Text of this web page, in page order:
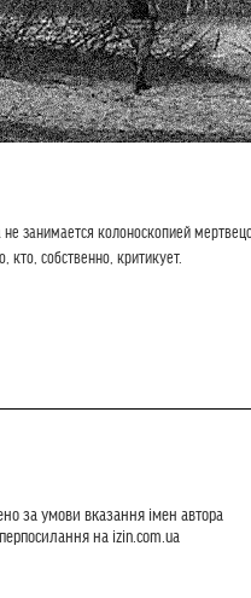
не занимается колоноскопией
кто, собственно, критикует.
за умови вказання імен автора
на izin.com.ua